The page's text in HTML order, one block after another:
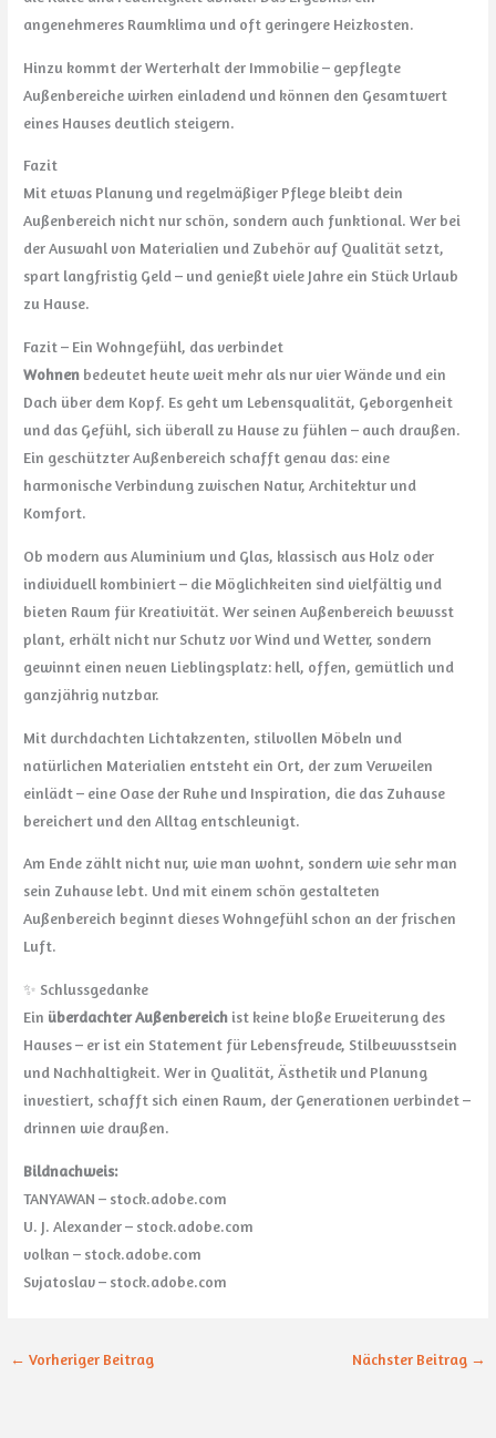
angenehmeres Raumklima und oft geringere Heizkosten.
Hinzu kommt der Werterhalt der Immobilie – gepflegte
Außenbereiche wirken einladend und können den Gesamtwert
eines Hauses deutlich steigern.
Fazit
Mit etwas Planung und regelmäßiger Pflege bleibt dein
Außenbereich nicht nur schön, sondern auch funktional. Wer bei
der Auswahl von Materialien und Zubehör auf Qualität setzt,
spart langfristig Geld – und genießt viele Jahre ein Stück Urlaub
zu Hause.
Fazit – Ein Wohngefühl, das verbindet
Wohnen bedeutet heute weit mehr als nur vier Wände und ein
Dach über dem Kopf. Es geht um Lebensqualität, Geborgenheit
und das Gefühl, sich überall zu Hause zu fühlen – auch draußen.
Ein geschützter Außenbereich schafft genau das: eine
harmonische Verbindung zwischen Natur, Architektur und
Komfort.
Ob modern aus Aluminium und Glas, klassisch aus Holz oder
individuell kombiniert – die Möglichkeiten sind vielfältig und
bieten Raum für Kreativität. Wer seinen Außenbereich bewusst
plant, erhält nicht nur Schutz vor Wind und Wetter, sondern
gewinnt einen neuen Lieblingsplatz: hell, offen, gemütlich und
ganzjährig nutzbar.
Mit durchdachten Lichtakzenten, stilvollen Möbeln und
natürlichen Materialien entsteht ein Ort, der zum Verweilen
einlädt – eine Oase der Ruhe und Inspiration, die das Zuhause
bereichert und den Alltag entschleunigt.
Am Ende zählt nicht nur, wie man wohnt, sondern wie sehr man
sein Zuhause lebt. Und mit einem schön gestalteten
Außenbereich beginnt dieses Wohngefühl schon an der frischen
Luft.
✨ Schlussgedanke
Ein überdachter Außenbereich ist keine bloße Erweiterung des
Hauses – er ist ein Statement für Lebensfreude, Stilbewusstsein
und Nachhaltigkeit. Wer in Qualität, Ästhetik und Planung
investiert, schafft sich einen Raum, der Generationen verbindet –
drinnen wie draußen.
Bildnachweis:
TANYAWAN – stock.adobe.com
U. J. Alexander – stock.adobe.com
volkan – stock.adobe.com
Svjatoslav – stock.adobe.com
← Vorheriger Beitrag Nächster Beitrag →